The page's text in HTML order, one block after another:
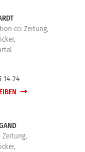
cci Zeitung,
14-24
Zeitung,